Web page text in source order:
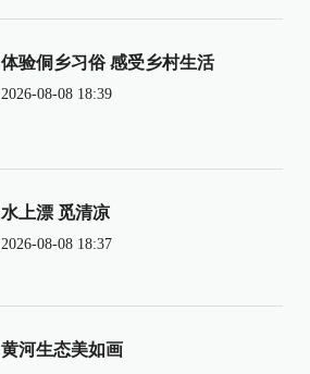
体验侗乡习俗 感受乡村生活
2026-08-08 18:39
水上漂 觅清凉
2026-08-08 18:37
黄河生态美如画